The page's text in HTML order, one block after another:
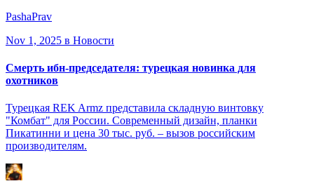
PashaPrav
Nov 1, 2025 в Новости
Смерть ибн-председателя: турецкая новинка для
охотников
Турецкая REK Armz представила складную винтовку
"Комбат" для России. Современный дизайн, планки
Пикатинни и цена 30 тыс. руб. – вызов российским
производителям.